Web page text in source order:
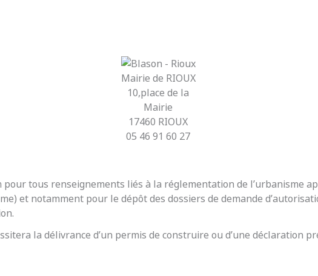
Mairie de RIOUX
10,place de la
Mairie
17460 RIOUX
05 46 91 60 27
tous renseignements liés à la réglementation de l’urbanisme
et notamment pour le dépôt des dossiers de demande
la délivrance d’un permis de construire ou d’une déclaration